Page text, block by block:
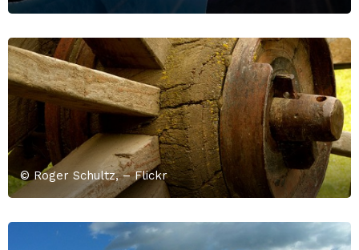
© Roger Schultz, – Flickr